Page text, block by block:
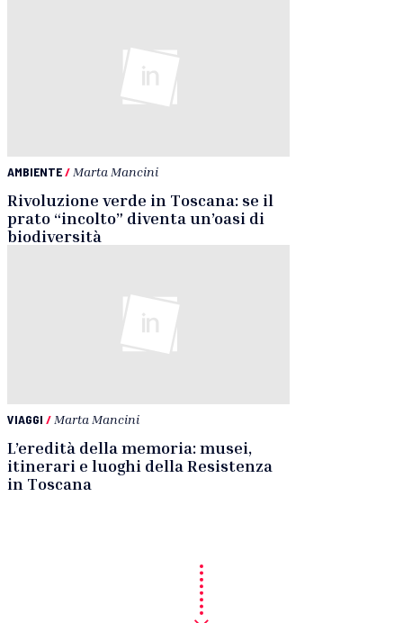
AMBIENTE/ Marta Mancini
Rivoluzione verde in Toscana: se il
prato “incolto” diventa un’oasi di
biodiversità
VIAGGI / Marta Mancini
L’eredità della memoria: musei,
itinerari e luoghi della Resistenza
in Toscana